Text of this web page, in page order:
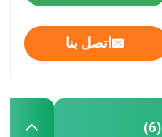
اتصل بنا
(6)